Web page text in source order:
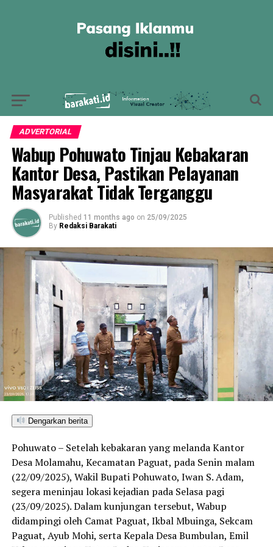
ADVERTORIAL
Wabup Pohuwato Tinjau Kebakaran
Kantor Desa, Pastikan Pelayanan
Masyarakat Tidak Terganggu
Published 11 months ago on 25/09/2025
By Redaksi Barakati
Dengarkan berita
Pohuwato – Setelah kebakaran yang melanda Kantor
Desa Molamahu, Kecamatan Paguat, pada Senin malam
(22/09/2025), Wakil Bupati Pohuwato, Iwan S. Adam,
segera meninjau lokasi kejadian pada Selasa pagi
(23/09/2025). Dalam kunjungan tersebut, Wabup
didampingi oleh Camat Paguat, Ikbal Mbuinga, Sekcam
Paguat, Ayub Mohi, serta Kepala Desa Bumbulan, Emil